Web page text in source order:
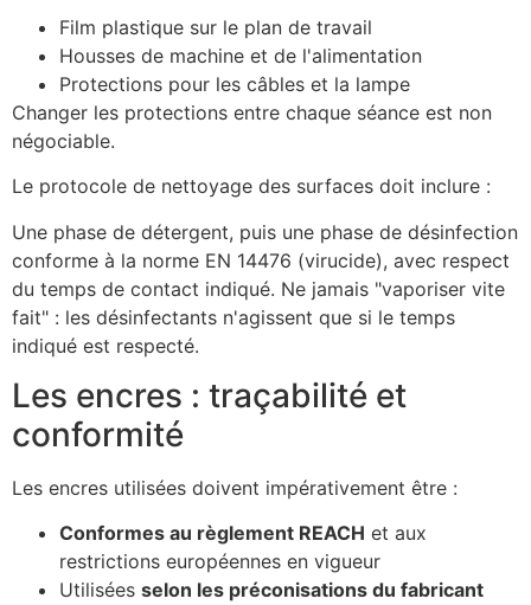
Film plastique sur le plan de travail
Housses de machine et de l'alimentation
Protections pour les câbles et la lampe
Changer les protections entre chaque séance est non
négociable.
Le protocole de nettoyage des surfaces doit inclure :
Une phase de détergent, puis une phase de désinfection
conforme à la norme EN 14476 (virucide), avec respect
du temps de contact indiqué. Ne jamais "vaporiser vite
fait" : les désinfectants n'agissent que si le temps
indiqué est respecté.
Les encres : traçabilité et
conformité
Les encres utilisées doivent impérativement être :
Conformes au règlement REACH et aux
restrictions européennes en vigueur
Utilisées selon les préconisations du fabricant